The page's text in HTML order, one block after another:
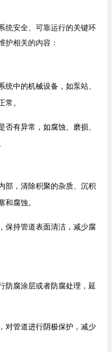
统安全、可靠运行的关键环
护相关的内容：
统中的机械设备，如泵站、
常。
否有异常，如腐蚀、磨损、
部，清除积聚的杂质、沉积
和腐蚀。
保持管道表面清洁，减少腐
防腐涂层或者防腐处理，延
对管道进行阴极保护，减少